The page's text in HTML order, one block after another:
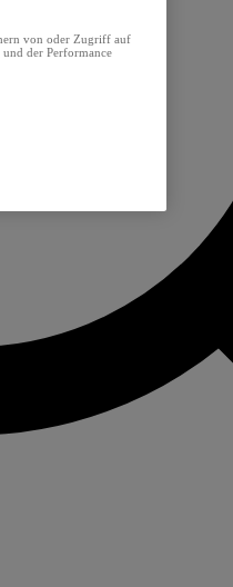
von oder Zugriff auf
der Performance